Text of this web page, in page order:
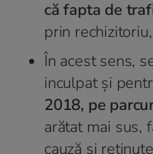
că fapta de
prin
În acest sens,
inculpat şi
2018, pe
arătat mai sus,
cauză şi